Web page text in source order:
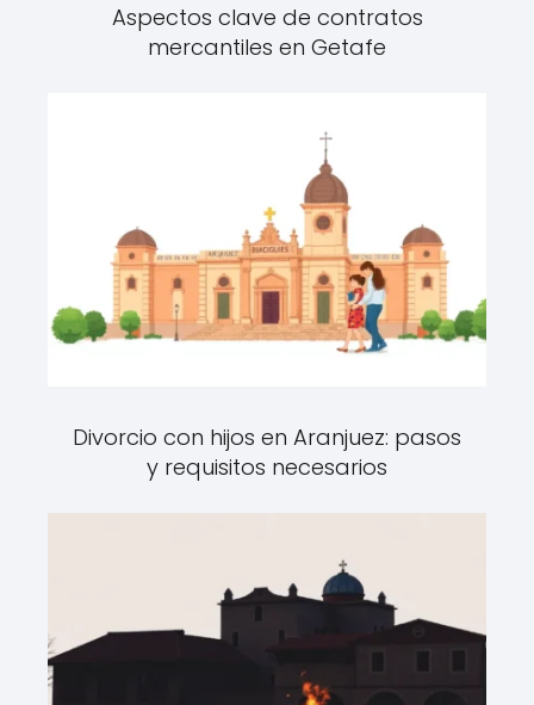
Aspectos clave de contratos
mercantiles en Getafe
Divorcio con hijos en Aranjuez: pasos
y requisitos necesarios